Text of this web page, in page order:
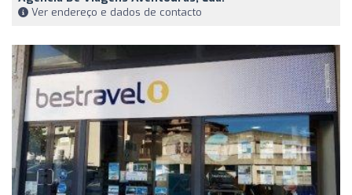
Ver endereço e dados de contacto